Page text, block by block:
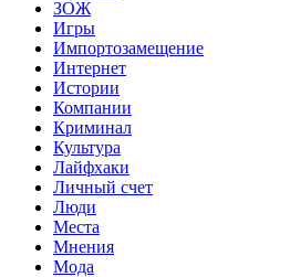
ЗОЖ
Игры
Импортозамещение
Интернет
Истории
Компании
Криминал
Культура
Лайфхаки
Личный счет
Люди
Места
Мнения
Мода